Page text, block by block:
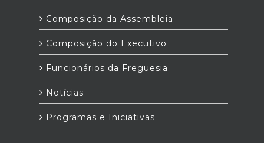
Composição da Assembleia
Composição do Executivo
Funcionários da Freguesia
Notícias
Programas e Iniciativas